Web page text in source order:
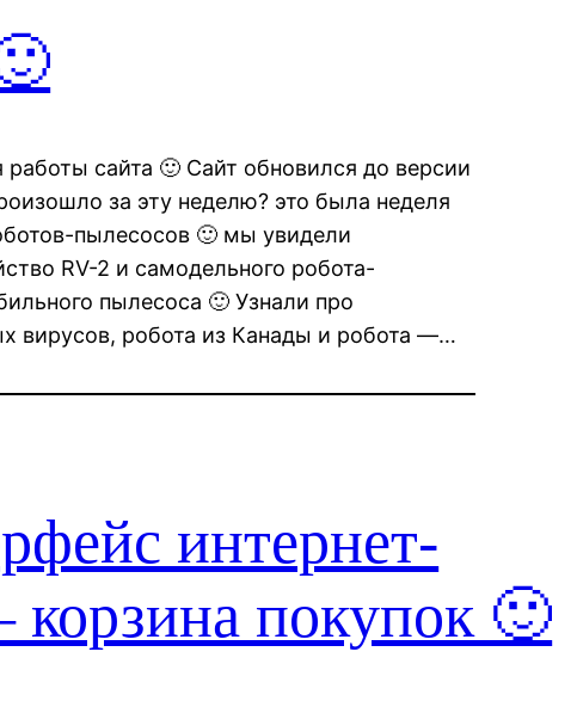
сайта 🙂 Cайт обновился до версии
за эту неделю? это была неделя
пылесосов 🙂 мы увидели
RV-2 и самодельного робота-
пылесоса 🙂 Узнали про
вирусов, робота из Канады и робота —…
интернет-
покупок 🙂